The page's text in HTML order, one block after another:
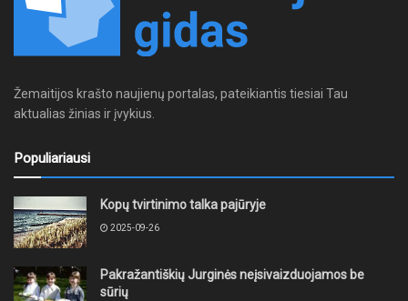
Žemaitijos krašto naujienų portalas, pateikiantis tiesiai Tau
aktualias žinias ir įvykius.
Populiariausi
Kopų tvirtinimo talka pajūryje
2025-09-26
Pakražantiškių Jurginės neįsivaizduojamos be
sūrių